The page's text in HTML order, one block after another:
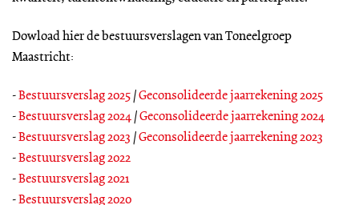
Dowload hier de bestuursverslagen van Toneelgroep
Maastricht:
-Bestuursverslag 2025 /Geconsolideerde jaarrekening 2025
-Bestuursverslag 2024 /Geconsolideerde jaarrekening 2024
-Bestuursverslag 2023 /Geconsolideerde jaarrekening 2023
-Bestuursverslag 2022
-Bestuursverslag 2021
-Bestuursverslag 2020